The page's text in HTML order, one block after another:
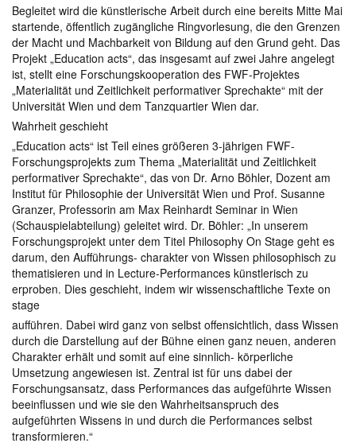
Begleitet wird die künstlerische Arbeit durch eine bereits Mitte Mai
startende, öffentlich zugängliche Ringvorlesung, die den Grenzen
der Macht und Machbarkeit von Bildung auf den Grund geht. Das
Projekt „Education acts“, das insgesamt auf zwei Jahre angelegt
ist, stellt eine Forschungskooperation des FWF-Projektes
„Materialität und Zeitlichkeit performativer Sprechakte“ mit der
Universität Wien und dem Tanzquartier Wien dar.
Wahrheit geschieht
„Education acts“ ist Teil eines größeren 3-jährigen FWF-
Forschungsprojekts zum Thema „Materialität und Zeitlichkeit
performativer Sprechakte“, das von Dr. Arno Böhler, Dozent am
Institut für Philosophie der Universität Wien und Prof. Susanne
Granzer, Professorin am Max Reinhardt Seminar in Wien
(Schauspielabteilung) geleitet wird. Dr. Böhler: „In unserem
Forschungsprojekt unter dem Titel Philosophy On Stage geht es
darum, den Aufführungs- charakter von Wissen philosophisch zu
thematisieren und in Lecture-Performances künstlerisch zu
erproben. Dies geschieht, indem wir wissenschaftliche Texte on
stage
aufführen. Dabei wird ganz von selbst offensichtlich, dass Wissen
durch die Darstellung auf der Bühne einen ganz neuen, anderen
Charakter erhält und somit auf eine sinnlich- körperliche
Umsetzung angewiesen ist. Zentral ist für uns dabei der
Forschungsansatz, dass Performances das aufgeführte Wissen
beeinflussen und wie sie den Wahrheitsanspruch des
aufgeführten Wissens in und durch die Performances selbst
transformieren.“